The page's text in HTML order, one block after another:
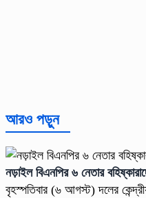
আরও পড়ুন
নড়াইল বিএনপির ৬ নেতার
বৃহস্পতিবার (৬ আগস্ট) দলের